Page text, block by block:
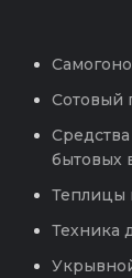
Сотовый
бытовых
Теплицы
Техника